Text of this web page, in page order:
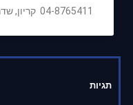
04-8765411 קריון, שדרה ראשונה קרית ביאליק
תגיות